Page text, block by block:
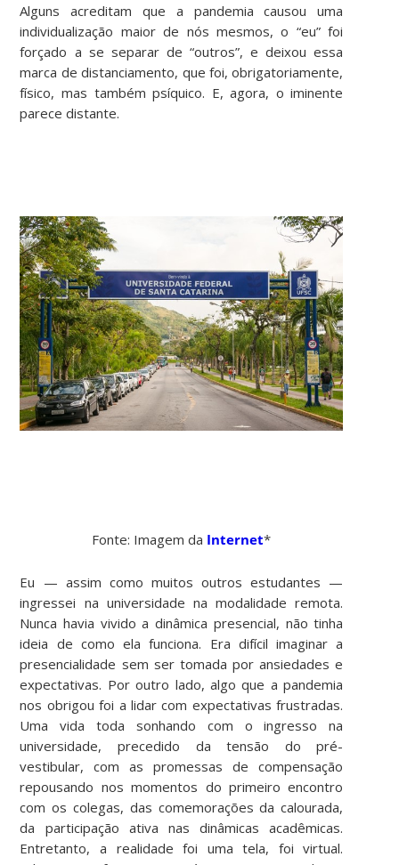
Alguns acreditam que a pandemia causou uma
individualização maior de nós mesmos, o “eu” foi
forçado a se separar de “outros”, e deixou essa
marca de distanciamento, que foi, obrigatoriamente,
físico, mas também psíquico. E, agora, o iminente
parece distante.
Fonte: Imagem da Internet*
Eu — assim como muitos outros estudantes —
ingressei na universidade na modalidade remota.
Nunca havia vivido a dinâmica presencial, não tinha
ideia de como ela funciona. Era difícil imaginar a
presencialidade sem ser tomada por ansiedades e
expectativas. Por outro lado, algo que a pandemia
nos obrigou foi a lidar com expectativas frustradas.
Uma vida toda sonhando com o ingresso na
universidade, precedido da tensão do pré-
vestibular, com as promessas de compensação
repousando nos momentos do primeiro encontro
com os colegas, das comemorações da calourada,
da participação ativa nas dinâmicas acadêmicas.
Entretanto, a realidade foi uma tela, foi virtual.